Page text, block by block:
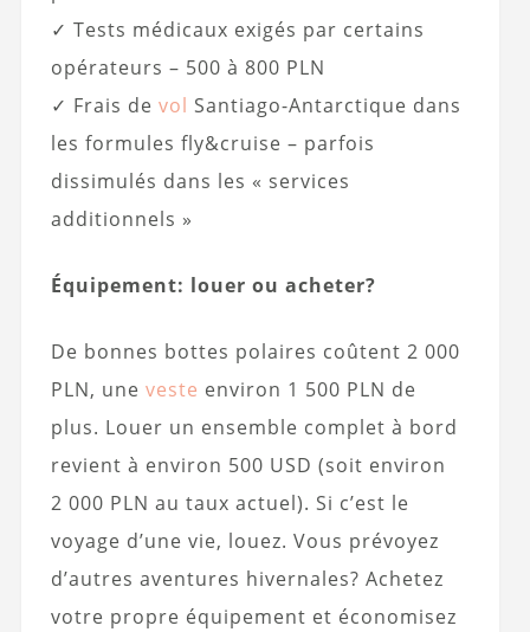
✓ Tests médicaux exigés par certains
opérateurs – 500 à 800 PLN
✓ Frais de vol Santiago-Antarctique dans
les formules fly&cruise – parfois
dissimulés dans les « services
additionnels »
Équipement: louer ou acheter?
De bonnes bottes polaires coûtent 2 000
PLN, une veste environ 1 500 PLN de
plus. Louer un ensemble complet à bord
revient à environ 500 USD (soit environ
2 000 PLN au taux actuel). Si c’est le
voyage d’une vie, louez. Vous prévoyez
d’autres aventures hivernales? Achetez
votre propre équipement et économisez